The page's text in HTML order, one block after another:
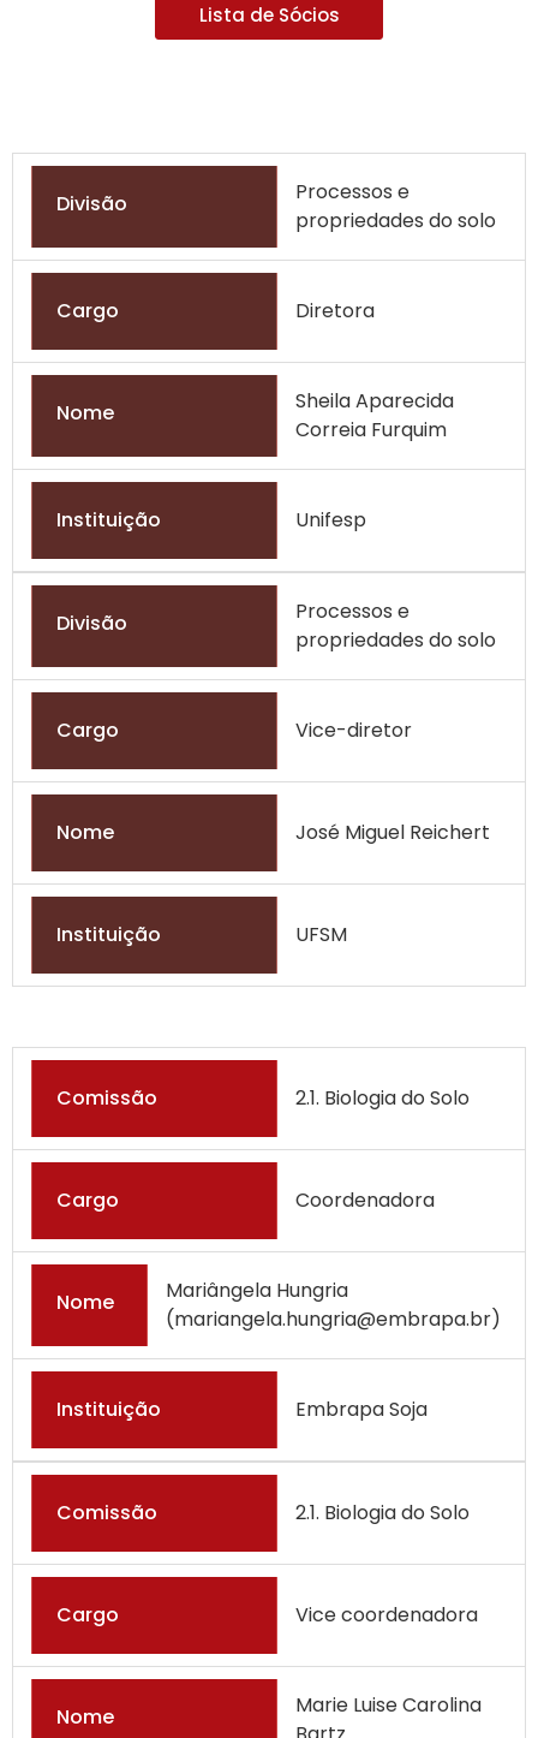
Lista de Sócios
Divisão
Processos e
propriedades do solo
Cargo Diretora
Nome
Sheila Aparecida
Correia Furquim
Instituição Unifesp
Divisão
Processos e
propriedades do solo
Cargo Vice-diretor
Nome José Miguel Reichert
Instituição UFSM
Comissão 2.1. Biologia do Solo
Cargo Coordenadora
Nome
Mariângela Hungria
(mariangela.hungria@embrapa.br)
Instituição Embrapa Soja
Comissão 2.1. Biologia do Solo
Cargo Vice coordenadora
Nome
Marie Luise Carolina